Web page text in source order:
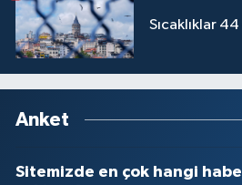
Sıcaklıklar
Anket
Sitemizde en çok hangi